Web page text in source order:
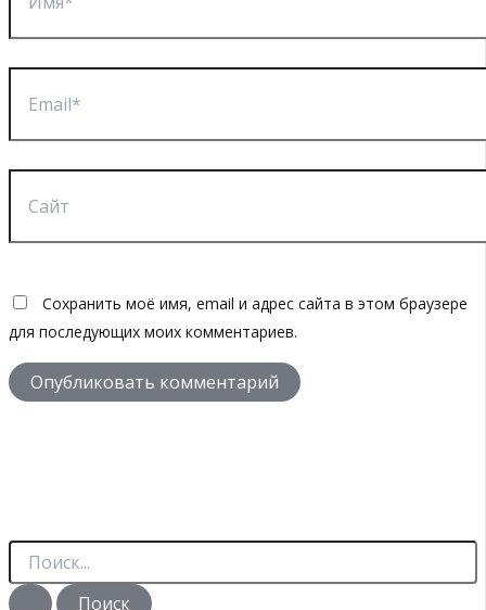
Сохранить моё имя, email и адрес сайта в этом браузере
для последующих моих комментариев.
П
и